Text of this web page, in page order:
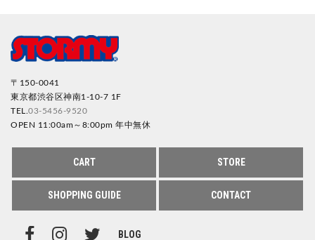
〒150-0041
東京都渋谷区神南1-10-7 1F
TEL. 03-5456-9520
OPEN 11:00am～8:00pm 年中無休
CART STORE
SHOPPING GUIDE CONTACT
BLOG